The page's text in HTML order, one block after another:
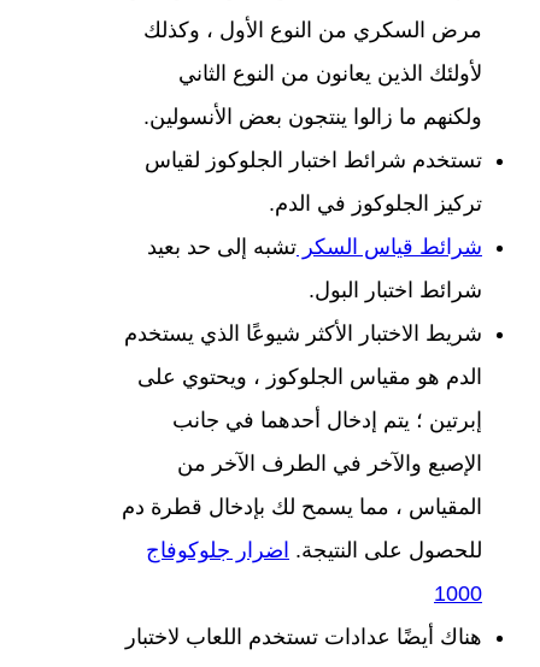
مرض السكري من النوع الأول ، وكذلك
لأولئك الذين يعانون من النوع الثاني
ولكنهم ما زالوا ينتجون بعض الأنسولين.
تستخدم شرائط اختبار الجلوكوز لقياس
تركيز الجلوكوز في الدم.
شرائط قياس السكر تشبه إلى حد بعيد
شرائط اختبار البول.
شريط الاختبار الأكثر شيوعًا الذي يستخدم
الدم هو مقياس الجلوكوز ، ويحتوي على
إبرتين ؛ يتم إدخال أحدهما في جانب
الإصبع والآخر في الطرف الآخر من
المقياس ، مما يسمح لك بإدخال قطرة دم
للحصول على النتيجة. اضرار جلوكوفاج
1000
هناك أيضًا عدادات تستخدم اللعاب لاختبار